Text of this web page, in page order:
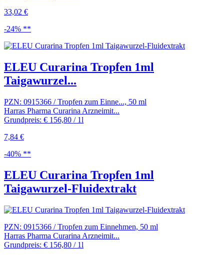
33,02 €
-24% **
ELEU Curarina Tropfen 1ml
Taigawurzel...
PZN: 0915366 / Tropfen zum Einne..., 50 ml
Harras Pharma Curarina Arzneimit...
Grundpreis: € 156,80 / 1l
7,84 €
-40% **
ELEU Curarina Tropfen 1ml
Taigawurzel-Fluidextrakt
PZN: 0915366 / Tropfen zum Einnehmen, 50 ml
Harras Pharma Curarina Arzneimit...
Grundpreis: € 156,80 / 1l